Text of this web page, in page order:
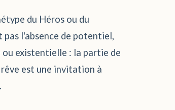
du Héros ou du
pas l'absence de potentiel,
ou existentielle : la partie de
est une invitation à